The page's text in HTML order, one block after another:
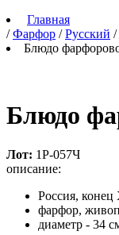
Главная
/ Фарфор / Русский /
Блюдо
Блюдо
Лот: 1Р-057Ч
описание:
Россия, конец
фарфор,
диаметр - 34